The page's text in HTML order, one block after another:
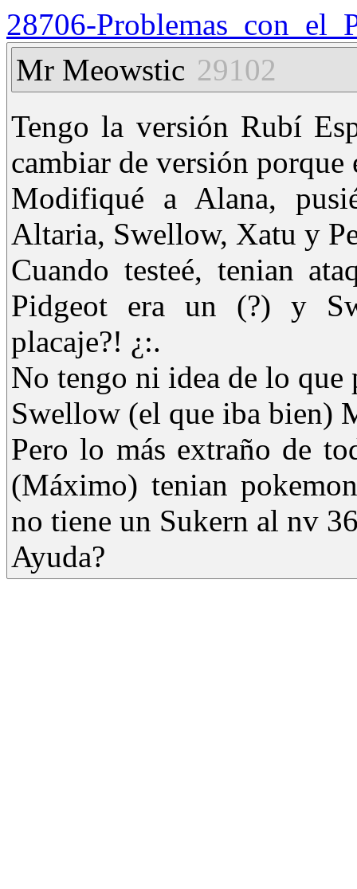
28706-
Mr Meowstic 29102
Tengo la versión Rubí
cambiar de versión porque
Modifiqué a Alana,
Altaria, Swellow, Xatu y
Cuando testeé, tenian
Pidgeot era un (?) y
placaje?! ¿:.
No tengo ni idea de lo
Swellow (el que iba bien)
Pero lo más extraño de
(Máximo) tenian
no tiene un Sukern al nv
Ayuda?